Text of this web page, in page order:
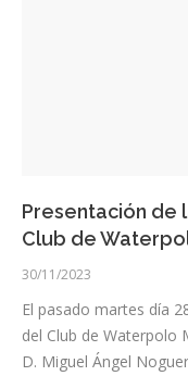
Presentación de
Club de
30/11/2023
El pasado martes día
del Club de Waterpolo
D. Miguel Ángel